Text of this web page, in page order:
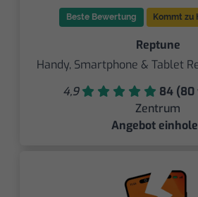
Beste Bewertung Kommt zu
Reptune
Handy, Smartphone & Tablet
4,9
84
Zentrum
Angebot